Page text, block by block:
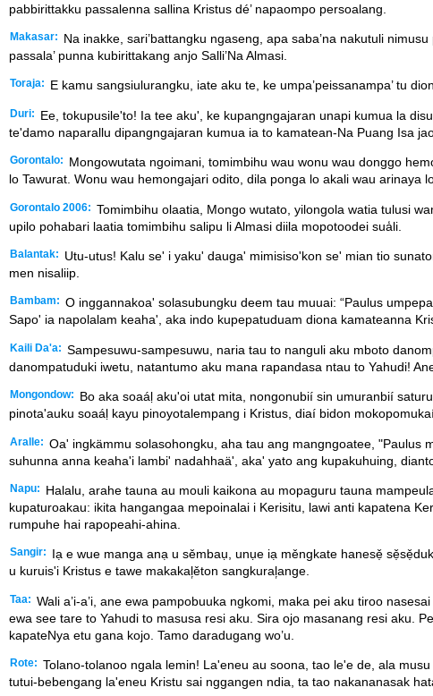
pabbirittakku passalenna sallina Kristus dé’ napaompo persoalang.
Makasar:
Na inakke, sari’battangku ngaseng, apa saba’na nakutuli
passala’ punna kubirittakang anjo Salli’Na Almasi.
Toraja: E kamu sangsiulurangku, iate aku te, ke umpa’peissanampa’ tu
Duri:
Ee, tokupusile'to! Ia tee aku', ke kupangngajaran unapi kumua la
te'damo naparallu dipangngajaran kumua ia to kamatean-Na Puang Isa
Gorontalo:
Mongowutata ngoimani, tomimbihu wau wonu wau donggo
lo Tawurat. Wonu wau hemongajari odito, dila ponga lo akali wau arinaya
Gorontalo 2006: Tomimbihu olaatia, Mongo wutato, yilongola watia tulusi
upilo pohabari laatia tomimbihu salipu li Almasi diila mopotoodei sua̒li.
Balantak:
Utu-utus! Kalu se' i yaku' dauga' mimisiso'kon se' mian tio
men nisaliip.
Bambam: O inggannakoa' solasubungku deem tau muuai: “Paulus
Sapo' ia napolalam keaha', aka indo kupepatuduam diona kamateanna
Kaili Da'a: Sampesuwu-sampesuwu, naria tau to nanguli aku mboto
danompatuduki iwetu, natantumo aku mana rapandasa ntau to Yahudi!
Mongondow:
Bo aka soaáḷ aku'oi utat mita, nongonubií sin umuranbií
pinota'auku soaáḷ kayu pinoyotalempang i Kristus, diaí bidon
Aralle: Oa' ingkämmu solasohongku, aha tau ang mangngoatee, "Paulus
suhunna anna keaha'i lambi' nadahhaä', aka' yato ang kupakuhuing,
Napu:
Halalu, arahe tauna au mouli kaikona au mopaguru tauna
kupaturoakau: ikita hangangaa mepoinalai i Kerisitu, lawi anti kapatena
rumpuhe hai rapopeahi-ahina.
Sangir:
Iạ e wue manga anạ u sěmbaụ, unụe iạ měngkate hanesẹ̌
u kuruis'i Kristus e tawe makakal᷊ěton sangkural᷊ange.
Taa: Wali a’i-a’i, ane ewa pampobuuka ngkomi, maka pei aku tiroo
ewa see tare to Yahudi to masusa resi aku. Sira ojo masanang resi aku.
kapateNya etu gana kojo. Tamo daradugang wo’u.
Rote: Tolano-tolanoo ngala lemin! La'eneu au soona, tao le'e de, ala
tutui-bebengang la'eneu Kristu sai nggangen ndia, ta tao nakananasak